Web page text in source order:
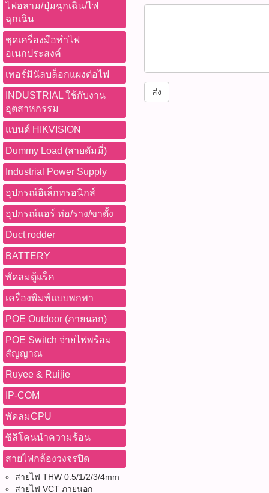
ไฟอลาม/ปุ่มฉุกเฉิน/ไฟ
ฉุกเฉิน
ชุดเครื่องมือทำไฟ
อเนกประสงค์
เทอร์มินัลบล็อกแผงต่อไฟ
INDUSTRIAL ใช้กับงาน
อุตสาหกรรม
แบนด์ HIKVISION
Dummy Load (สายดัมมี่)
Industrial Power Supply
อุปกรณ์อิเล็กทรอนิกส์
อุปกรณ์แอร์ ท่อ/ราง/ขาตั้ง
Duct rodder
BATTERY
พัดลมตู้แร็ค
เครื่องพิมพ์แบบพกพา
POE Outdoor (ภายนอก)
POE Switch จ่ายไฟพร้อม
สัญญาณ
Ruyee & Ruijie
IP-COM
พัดลมCPU
ซิลิโคนนำความร้อน
สายไฟกล้องวงจรปิด
สายไฟ THW 0.5/1/2/3/4mm
สายไฟ VCT ภายนอก
ส่ง